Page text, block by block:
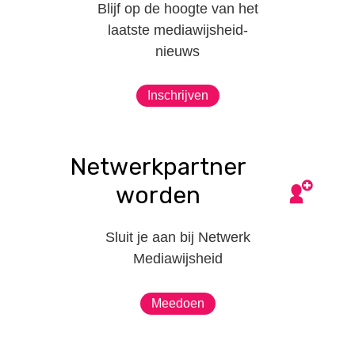
Blijf op de hoogte van het
laatste mediawijsheid-
nieuws
Inschrijven
Netwerkpartner
worden
Sluit je aan bij Netwerk
Mediawijsheid
Meedoen